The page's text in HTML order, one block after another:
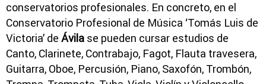
conservatorios profesionales. En concreto, en el
Conservatorio Profesional de Música ‘Tomás Luis de
Victoria’ de Ávila se pueden cursar estudios de
Canto, Clarinete, Contrabajo, Fagot, Flauta travesera,
Guitarra, Oboe, Percusión, Piano, Saxofón, Trombón,